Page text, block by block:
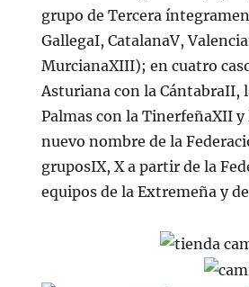
grupo de Tercera
GallegaI, CatalanaV,
MurcianaXIII); en cuatro
Asturiana con la CántabraII,
Palmas con la TinerfeñaXII
nuevo nombre de la
gruposIX, X a partir de la
equipos de la Extremeña y